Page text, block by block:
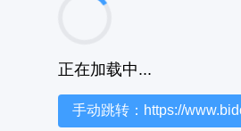
正在加载中...
手动跳转：https://